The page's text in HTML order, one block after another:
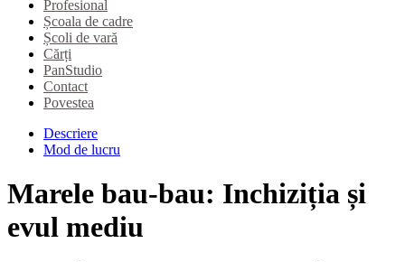
Profesional
Școala de cadre
Școli de vară
Cărți
PanStudio
Contact
Povestea
Descriere
Mod de lucru
Marele bau-bau: Inchiziția și
evul mediu